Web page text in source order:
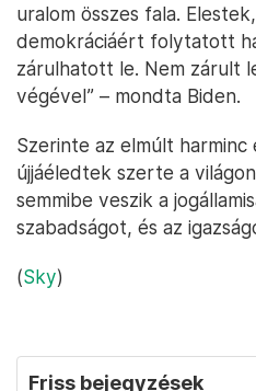
uralom összes fala.
demokráciáért folytatott
zárulhatott le. Nem zárult
végével” – mondta Biden.
Szerinte az elmúlt
újjáéledtek szerte a
semmibe veszik a
szabadságot, és az
(Sky)
Friss bejegyzések